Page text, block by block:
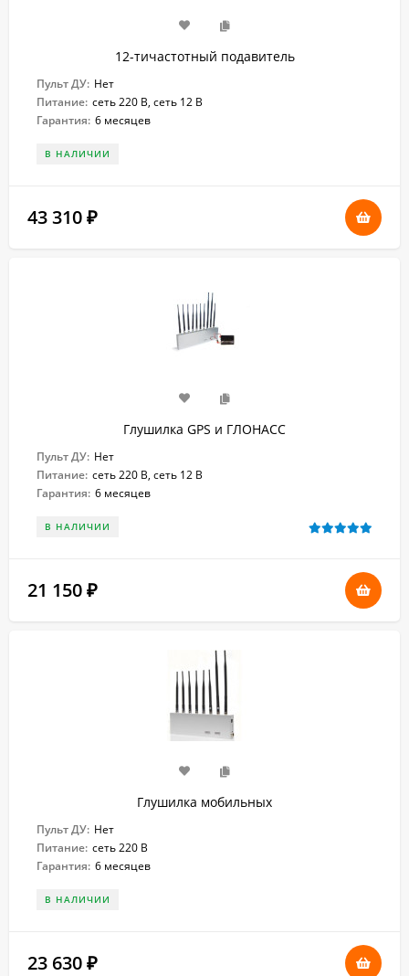
12-тичастотный подавитель
Пульт ДУ: Нет
Питание: сеть 220 В, сеть 12 В
Гарантия: 6 месяцев
В НАЛИЧИИ
43 310 ₽
Глушилка GPS и ГЛОНАСС
Пульт ДУ: Нет
Питание: сеть 220 В, сеть 12 В
Гарантия: 6 месяцев
В НАЛИЧИИ
21 150 ₽
Глушилка мобильных
Пульт ДУ: Нет
Питание: сеть 220 В
Гарантия: 6 месяцев
В НАЛИЧИИ
23 630 ₽